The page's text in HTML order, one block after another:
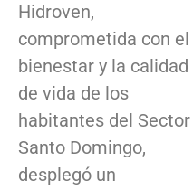
Hidroven,
comprometida con el
bienestar y la calidad
de vida de los
habitantes del Sector
Santo Domingo,
desplegó un